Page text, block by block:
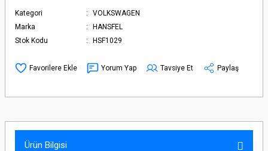
Kategori
VOLKSWAGEN
Marka
HANSFEL
Stok Kodu
HSF1029
Yorum Yap Tavsiye Et Paylaş
Ürün Bilgisi